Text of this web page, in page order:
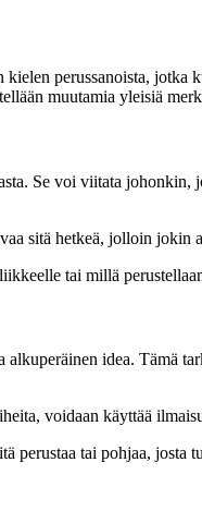
perussanoista,
muutamia yleisiä
Se voi viitata
sitä hetkeä, jolloin jokin
tai millä
idea. Tämä
voidaan käyttää
perustaa tai pohjaa,